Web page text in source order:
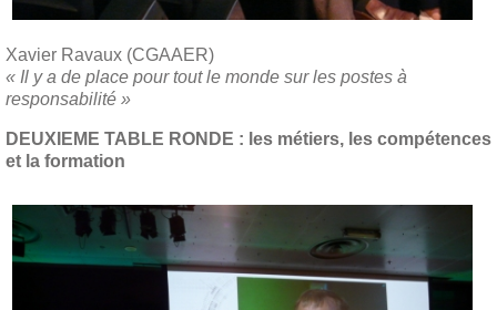
Xavier Ravaux (CGAAER)
« Il y a de place pour tout le monde sur les postes à
responsabilité »
DEUXIEME TABLE RONDE : les métiers, les compétences
et la formation